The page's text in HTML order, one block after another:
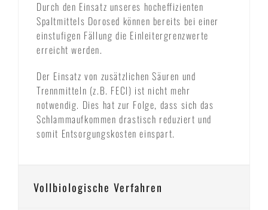
Durch den Einsatz unseres hocheffizienten
Spaltmittels Dorosed können bereits bei einer
einstufigen Fällung die Einleitergrenzwerte
erreicht werden.
Der Einsatz von zusätzlichen Säuren und
Trennmitteln (z.B. FECl) ist nicht mehr
notwendig. Dies hat zur Folge, dass sich das
Schlammaufkommen drastisch reduziert und
somit Entsorgungskosten einspart.
Vollbiologische Verfahren